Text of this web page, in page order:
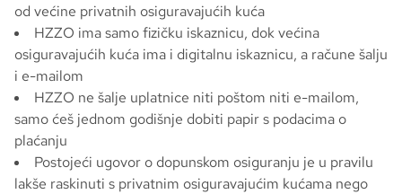
od većine privatnih osiguravajućih kuća
HZZO ima samo fizičku iskaznicu, dok većina
osiguravajućih kuća ima i digitalnu iskaznicu, a račune šalju
i e-mailom
HZZO ne šalje uplatnice niti poštom niti e-mailom,
samo ćeš jednom godišnje dobiti papir s podacima o
plaćanju
Postojeći ugovor o dopunskom osiguranju je u pravilu
lakše raskinuti s privatnim osiguravajućim kućama nego